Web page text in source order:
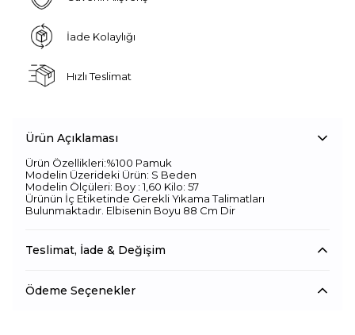
İade Kolaylığı
Hızlı Teslimat
Ürün Açıklaması
Ürün Özellikleri:%100 Pamuk
Modelin Üzerideki Ürün: S Beden
Modelin Ölçüleri: Boy : 1,60 Kilo: 57
Ürünün İç Etiketinde Gerekli Yıkama Talimatları
Bulunmaktadır. Elbisenin Boyu 88 Cm Dir
Teslimat, İade & Değişim
Ödeme Seçenekler